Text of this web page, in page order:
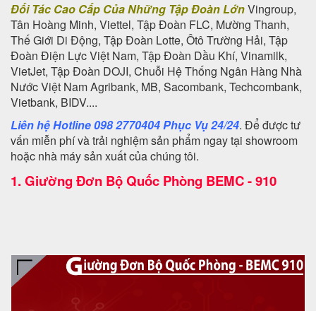
Đối Tác Cao Cấp Của Những Tập Đoàn LớnVingroup,
Tân Hoàng Minh, Viettel, Tập Đoàn FLC, Mường Thanh,
Thế Giới Di Động, Tập Đoàn Lotte, Ôtô Trường Hải, Tập
Đoàn Điện Lực Việt Nam, Tập Đoàn Dầu Khí, Vinamilk,
VietJet, Tập Đoàn DOJI, Chuỗi Hệ Thống Ngân Hàng Nhà
Nước Việt Nam Agribank, MB, Sacombank, Techcombank,
Vietbank, BIDV....
Liên hệ Hotline 098 2770404 Phục Vụ 24/24. Để được tư
vấn miễn phí và trải nghiệm sản phẩm ngay tại showroom
hoặc nhà máy sản xuất của chúng tôi.
1. Giường Đơn Bộ Quốc Phòng BEMC - 910